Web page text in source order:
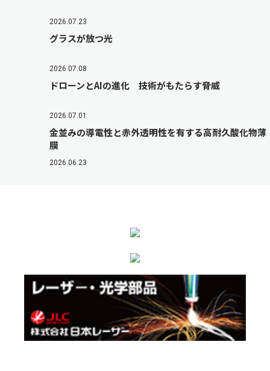
2026.07.23
グラスが放つ光
2026.07.08
ドローンとAIの進化 技術がもたらす脅威
2026.07.01
金並みの導電性と赤外透明性を有する高耐久酸化物薄
膜
2026.06.23